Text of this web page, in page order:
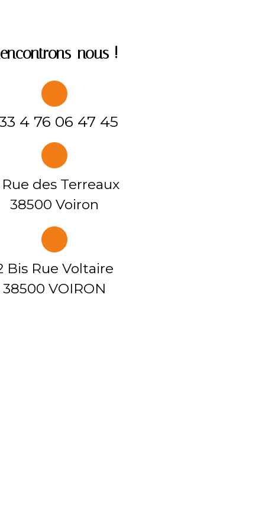
trons-nous !
4 76 06 47 45
des Terreaux
38500 Voiron
Bis Rue Voltaire
38500 VOIRON